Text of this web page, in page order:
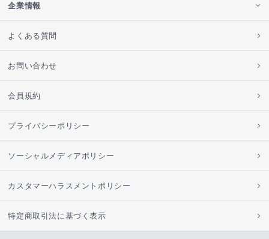
企業情報
よくある質問
お問い合わせ
会員規約
プライバシーポリシー
ソーシャルメディアポリシー
カスタマーハラスメントポリシー
特定商取引法に基づく表示